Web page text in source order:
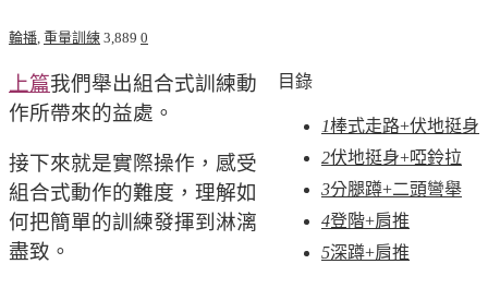
輪播 重量訓練 3,889 0
目錄
1棒式走路+伏地挺身
2伏地挺身+啞鈴拉
3分腿蹲+二頭彎舉
4登階+肩推
5深蹲+肩推
上篇我們舉出組合式訓練動
作所帶來的益處。
接下來就是實際操作，感受
組合式動作的難度，理解如
何把簡單的訓練發揮到淋漓
盡致。